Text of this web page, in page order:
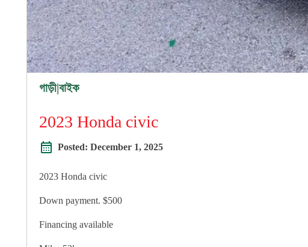
গাড়ী|বাইক
2023 Honda civic
Posted: December 1, 2025
2023 Honda civic
Down payment. $500
Financing available